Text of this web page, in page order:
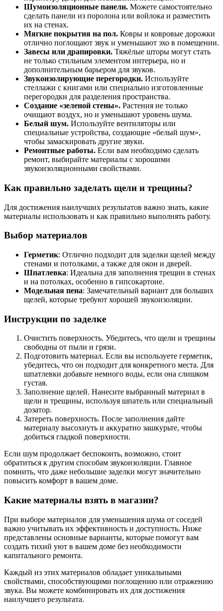
Шумоизоляционные панели. Можете самостоятельно
сделать панели из поролона или войлока и разместить
их на стенах.
Мягкие покрытия на пол. Ковры и ковровые дорожки
отлично поглощают звук и уменьшают эхо в помещении.
Завесы или драпировки. Тяжёлые шторы могут стать
не только стильным элементом интерьера, но и
дополнительным барьером для звуков.
Звукоизолирующие перегородки. Используйте
стеллажи с книгами или специально изготовленные
перегородки для разделения пространства.
Создание «зеленой стены». Растения не только
очищают воздух, но и уменьшают уровень шума.
Белый шум. Используйте вентиляторы или
специальные устройства, создающие «белый шум»,
чтобы замаскировать другие звуки.
Ремонтные работы. Если вам необходимо сделать
ремонт, выбирайте материалы с хорошими
звукоизоляционными свойствами.
Как правильно заделать щели и трещины?
Для достижения наилучших результатов важно знать, какие
материалы использовать и как правильно выполнять работу.
Выбор материалов
Герметик: Отлично подходит для заделки щелей между
стенами и потолками, а также для окон и дверей.
Шпатлевка: Идеальна для заполнения трещин в стенах
и на потолках, особенно в гипсокартоне.
Модельная пена: Замечательный вариант для больших
щелей, которые требуют хорошей звукоизоляции.
Инструкции по заделке
Очистить поверхность. Убедитесь, что щели и трещины
свободны от пыли и грязи.
Подготовить материал. Если вы используете герметик,
убедитесь, что он подходит для конкретного места. Для
шпатлевки добавьте немного воды, если она слишком
густая.
Заполнение щелей. Нанесите выбранный материал в
щели и трещины, используя шпатель или специальный
дозатор.
Затереть поверхность. После заполнения дайте
материалу высохнуть и аккуратно зашкурьте, чтобы
добиться гладкой поверхности.
Если шум продолжает беспокоить, возможно, стоит
обратиться к другим способам звукоизоляции. Главное
помнить, что даже небольшие заделки могут значительно
повысить комфорт в вашем доме.
Какие материалы взять в магазин?
При выборе материалов для уменьшения шума от соседей
важно учитывать их эффективность и доступность. Ниже
представлены основные варианты, которые помогут вам
создать тихий уют в вашем доме без необходимости
капитального ремонта.
Каждый из этих материалов обладает уникальными
свойствами, способствующими поглощению или отражению
звука. Вы можете комбинировать их для достижения
наилучшего результата.